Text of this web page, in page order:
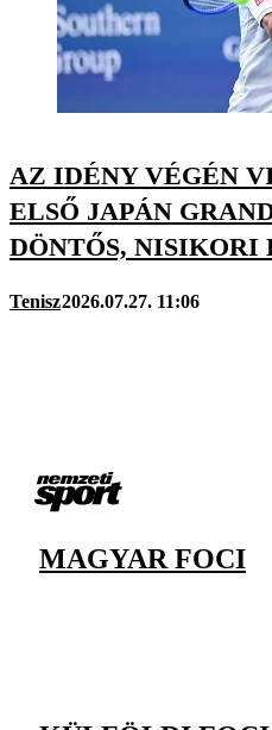
AZ IDÉNY VÉGÉN
ELSŐ JAPÁN
DÖNTŐS, NISIKORI
Tenisz2026.07.27. 11:06
MAGYAR FOCI